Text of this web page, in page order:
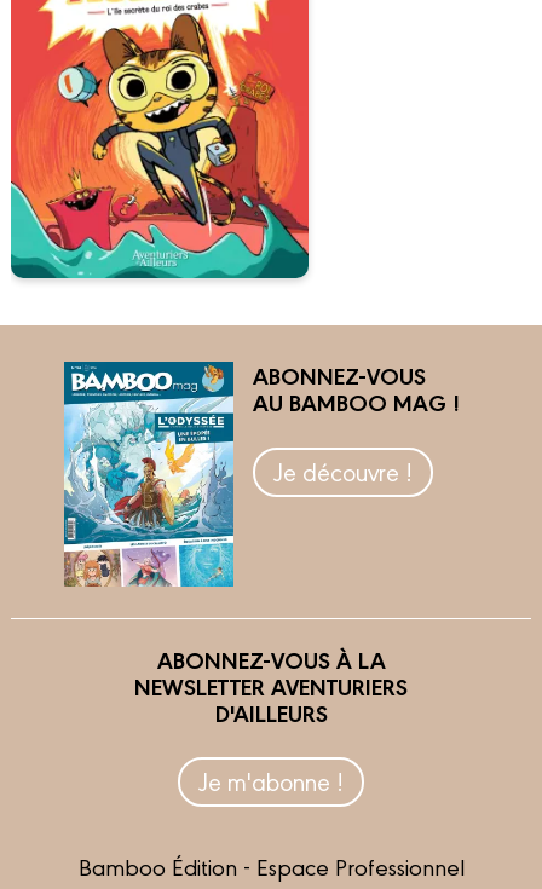
ABONNEZ-VOUS
AU BAMBOO MAG !
Je découvre !
ABONNEZ-VOUS À LA
NEWSLETTER AVENTURIERS
D'AILLEURS
Je m'abonne !
Bamboo Édition - Espace Professionnel